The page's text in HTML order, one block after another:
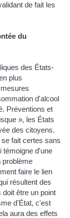
de fait les
du
des États-
plus
d'alcool
Préventions et
», les États
des citoyens.
fait certes sans
témoigne d'une
problème
faire le lien
résultent des
être un point
d'État, c'est
aura des effets